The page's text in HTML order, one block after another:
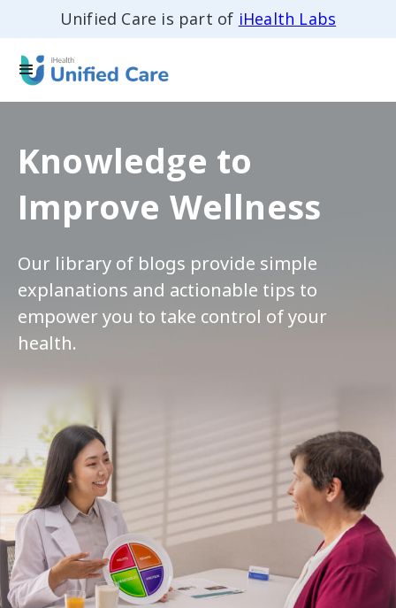
Unified Care is part of iHealth Labs
Knowledge to
Improve Wellness
Our library of blogs provide simple
explanations and actionable tips to
empower you to take control of your
health.